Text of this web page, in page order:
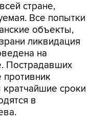
стране,
Все попытки
объекты,
ликвидация
на
Пострадавших
противник
кратчайшие сроки
в